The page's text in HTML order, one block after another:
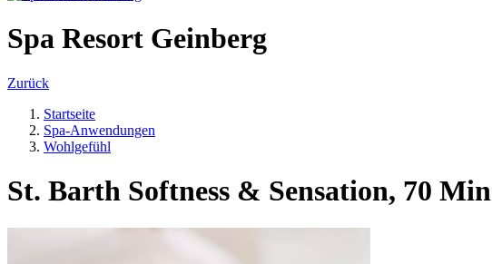
Spa Resort Geinberg
Zurück
Startseite
Spa-Anwendungen
Wohlgefühl
St. Barth Softness & Sensation, 70 Min